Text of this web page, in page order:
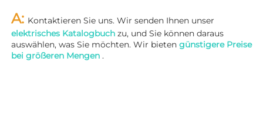
A:
elektrisches Katalogbuch zu, und Sie können daraus
auswählen, was Sie möchten. Wir bieten günstigere Preise
bei größeren Mengen .